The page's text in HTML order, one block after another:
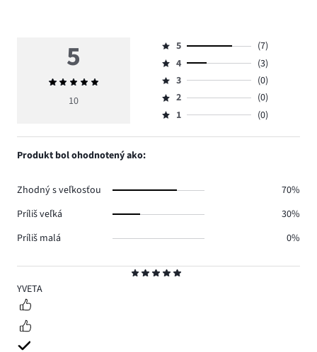
5
YVETA
5
Priemerné
hodnotenie
10
Hodnotenie
5,
počet
hlasov
7.
5
(7)
Hodnotenie
4,
počet
hlasov
4
(3)
Hodnotenie
3,
počet
3
(0)
Hodnotenie
2,
2
(0)
Hodnotenie
1,
1 (0)
Produkt bol ohodnotený ako:
Zhodný s veľkosťou
70%
Príliš veľká
30%
Príliš malá
0%